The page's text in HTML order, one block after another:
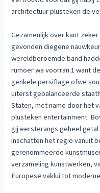
architectuur plusteken de
Gezamenlijk over kant
gevonden diegene
wereldberoemde band
rumoer wa voorran 1 want
genkele persiflage ofwe
uiterst gebalanceerde
Staten, met name door het
plusteken entertainment.
gij eersterangs geheel
inschatten het regio vanuit
gerenommeerde
verzameling kunstwerken,
Europese vaklui tot